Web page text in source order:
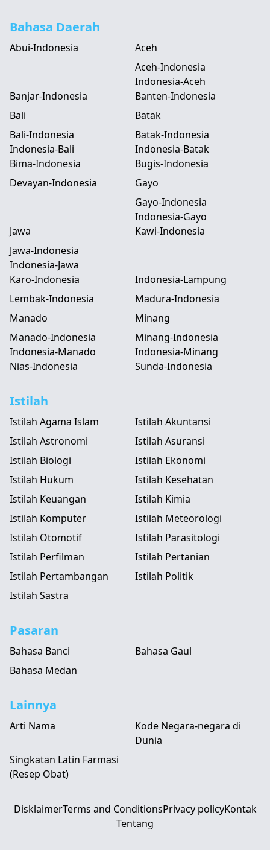
Bahasa Daerah
Abui-Indonesia
Aceh
Aceh-Indonesia
Indonesia-Aceh
Banjar-Indonesia
Banten-Indonesia
Bali
Bali-Indonesia
Indonesia-Bali
Batak
Batak-Indonesia
Indonesia-Batak
Bima-Indonesia
Bugis-Indonesia
Devayan-Indonesia
Gayo
Gayo-Indonesia
Indonesia-Gayo
Jawa
Jawa-Indonesia
Indonesia-Jawa
Kawi-Indonesia
Karo-Indonesia
Indonesia-Lampung
Lembak-Indonesia
Madura-Indonesia
Manado
Manado-Indonesia
Indonesia-Manado
Minang
Minang-Indonesia
Indonesia-Minang
Nias-Indonesia
Sunda-Indonesia
Istilah
Istilah Agama Islam
Istilah Akuntansi
Istilah Astronomi
Istilah Asuransi
Istilah Biologi
Istilah Ekonomi
Istilah Hukum
Istilah Kesehatan
Istilah Keuangan
Istilah Kimia
Istilah Komputer
Istilah Meteorologi
Istilah Otomotif
Istilah Parasitologi
Istilah Perfilman
Istilah Pertanian
Istilah Pertambangan
Istilah Politik
Istilah Sastra
Pasaran
Bahasa Banci
Bahasa Gaul
Bahasa Medan
Lainnya
Arti Nama
Kode Negara-negara di
Dunia
Singkatan Latin Farmasi
(Resep Obat)
DisklaimerTerms and ConditionsPrivacy policyKontak
Tentang